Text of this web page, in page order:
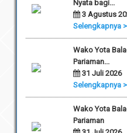
Nyata bagi...
3 Agustus
Selengkapnya
Wako Yota
Pariaman...
31 Juli 2026
Selengkapnya
Wako Yota
Pariaman